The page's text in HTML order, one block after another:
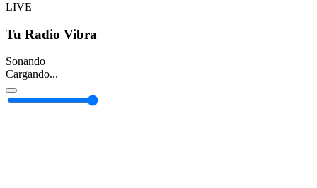
LIVE
Tu Radio Vibra
Sonando
Cargando...